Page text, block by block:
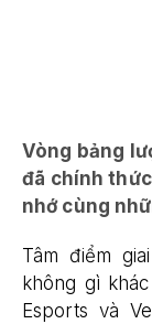
Vòng bảng
đã chính
nhớ cùng
Tâm điểm
không gì
Esports và